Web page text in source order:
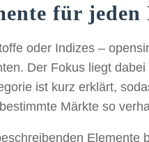
für jeden
oder Indizes –
Der Fokus liegt
ist kurz erklärt,
Märkte so
Elemente